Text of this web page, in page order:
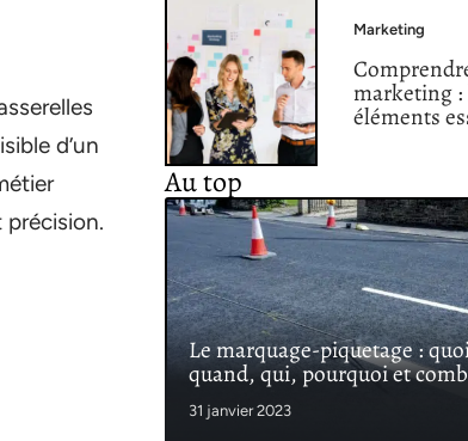
d’un
précision.
Marketing
marketing :
éléments
Au top
Le marquage-piquetage :
quand, qui, pourquoi et
31 janvier 2023